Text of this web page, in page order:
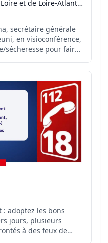
Préfet des Pays de la Loire et de Loire-Atlantique
secrétaire générale
en visioconférence,
sécheresse pour faire
et de la
: adoptez les bons
à des feux de